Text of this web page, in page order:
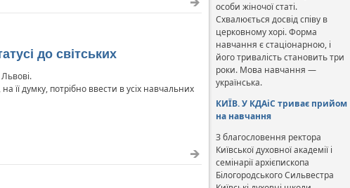
до світських
її думку, потрібно ввести в усіх навчальних
особи жіночої статі.
Схвалюється досвід співу в
церковному хорі. Форма
навчання є стаціонарною, і
його тривалість становить три
роки. Мова навчання —
українська.
КИЇВ. У КДАіС триває прийом
на навчання
З благословення ректора
Київської духовної академії і
семінарії архієпископа
Білогородського Сильвестра